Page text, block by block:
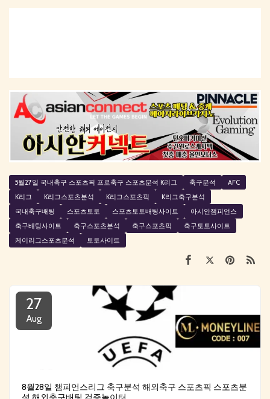
5월27일 국내축구 스포츠픽 프로축구 스포츠분석 K리그 축구분석
AFC
K리그
K리그스포츠분석 K리그스포츠픽
K리그축구분석
국내축구배팅
스포츠토토 스포츠토토배팅사이트
아시안챔피언스
축구배팅사이트
축구스포츠분석 축구스포츠픽
축구토토사이트
케이리그스포츠분석
토토사이트
27
Aug
8월28일 챔피언스리그 축구분석 해외축구 스포츠픽 스포츠분